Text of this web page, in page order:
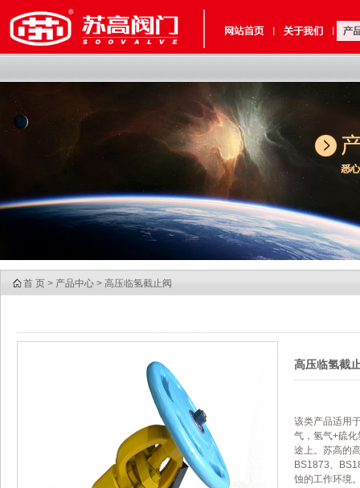
首 页 > 产品中心 > 高压临氢截止阀
高压临氢截
该类产品适用
气，氢气+硫
途上。苏高的
BS1873、
蚀的工作环境